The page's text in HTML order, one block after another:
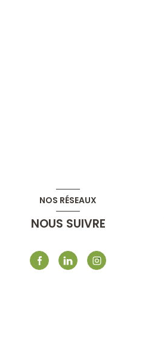
NOS RÉSEAUX
NOUS SUIVRE